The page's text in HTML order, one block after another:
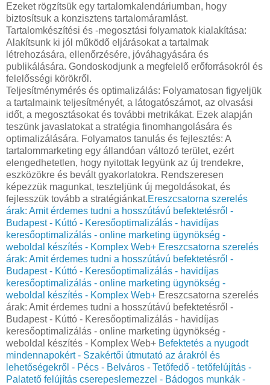
Ezeket rögzítsük egy tartalomkalendáriumban, hogy
biztosítsuk a konzisztens tartalomáramlást.
Tartalomkészítési és -megosztási folyamatok kialakítása:
Alakítsunk ki jól működő eljárásokat a tartalmak
létrehozására, ellenőrzésére, jóváhagyására és
publikálására. Gondoskodjunk a megfelelő erőforrásokról és
felelősségi körökről.
Teljesítménymérés és optimalizálás: Folyamatosan figyeljük
a tartalmaink teljesítményét, a látogatószámot, az olvasási
időt, a megosztásokat és további metrikákat. Ezek alapján
teszünk javaslatokat a stratégia finomhangolására és
optimalizálására. Folyamatos tanulás és fejlesztés: A
tartalommarketing egy állandóan változó terület, ezért
elengedhetetlen, hogy nyitottak legyünk az új trendekre,
eszközökre és bevált gyakorlatokra. Rendszeresen
képezzük magunkat, teszteljünk új megoldásokat, és
fejlesszük tovább a stratégiánkat.Ereszcsatorna szerelés
árak: Amit érdemes tudni a hosszútávú befektetésről -
Budapest - Kúttó - Keresőoptimalizálás - havidíjas
keresőoptimalizálás - online marketing ügynökség -
weboldal készítés - Komplex Web+ Ereszcsatorna szerelés
árak: Amit érdemes tudni a hosszútávú befektetésről -
Budapest - Kúttó - Keresőoptimalizálás - havidíjas
keresőoptimalizálás - online marketing ügynökség -
weboldal készítés - Komplex Web+ Ereszcsatorna szerelés
árak: Amit érdemes tudni a hosszútávú befektetésről -
Budapest - Kúttó - Keresőoptimalizálás - havidíjas
keresőoptimalizálás - online marketing ügynökség -
weboldal készítés - Komplex Web+ Befektetés a nyugodt
mindennapokért - Szakértői útmutató az árakról és
lehetőségekről - Pécs - Belváros - Tetőfedő - tetőfelújítás -
Palatető felújítás cserepeslemezzel - Bádogos munkák -